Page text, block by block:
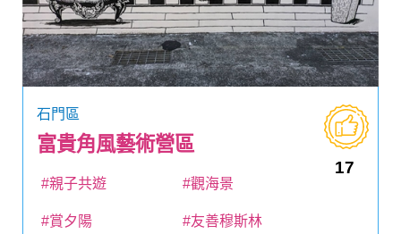
石門區
富貴角風藝術營區
17
#親子共遊 #觀海景
#賞夕陽 #友善穆斯林